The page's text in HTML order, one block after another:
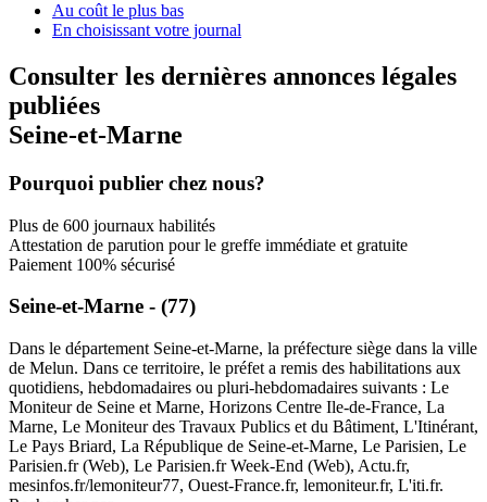
Au coût le plus bas
En choisissant votre journal
Consulter les dernières annonces légales
publiées
Seine-et-Marne
Pourquoi publier chez nous?
Plus de 600 journaux habilités
Attestation de parution pour le greffe immédiate et gratuite
Paiement 100% sécurisé
Seine-et-Marne - (77)
Dans le département Seine-et-Marne, la préfecture siège dans la ville
de Melun. Dans ce territoire, le préfet a remis des habilitations aux
quotidiens, hebdomadaires ou pluri-hebdomadaires suivants : Le
Moniteur de Seine et Marne, Horizons Centre Ile-de-France, La
Marne, Le Moniteur des Travaux Publics et du Bâtiment, L'Itinérant,
Le Pays Briard, La République de Seine-et-Marne, Le Parisien, Le
Parisien.fr (Web), Le Parisien.fr Week-End (Web), Actu.fr,
mesinfos.fr/lemoniteur77, Ouest-France.fr, lemoniteur.fr, L'iti.fr.